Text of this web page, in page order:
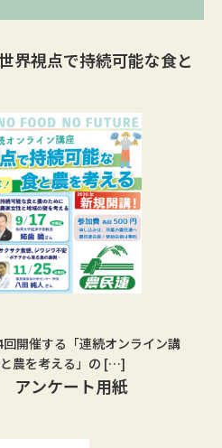
視点で持続可能な食と
開催する「連続オンライン講
農を考える」の […]
アンケート用紙